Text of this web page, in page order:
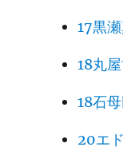
17黒
18丸
18石
20エ